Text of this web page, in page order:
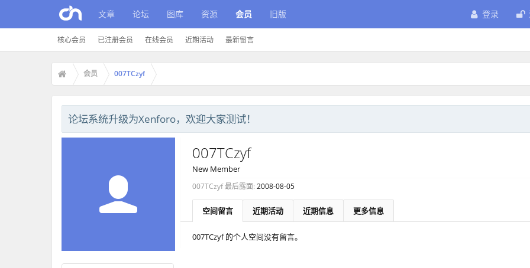
文章 论坛 图库 资源 会员
核心会员 已注册会员 在线会员 近期活动 最新留言
旧版 登录
会员 007TCzyf
论坛系统升级为Xenforo，欢迎大家测试！
007TCzyf
New Member
007TCzyf 最后露面: 2008-08-05
空间留言 近期活动 近期信息 更多信息
007TCzyf 的个人空间没有留言。